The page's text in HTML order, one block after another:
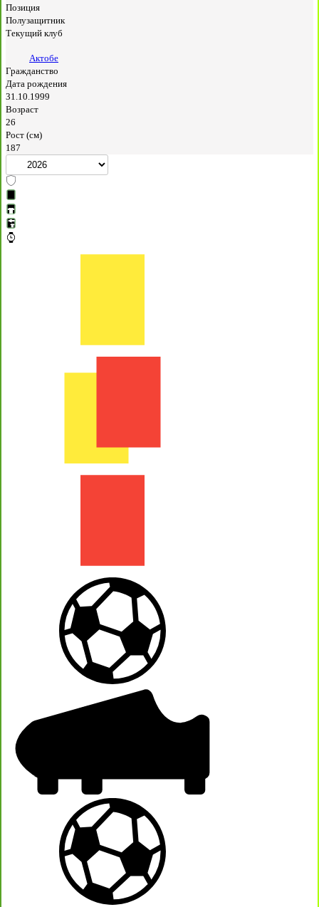
Позиция
Полузащитник
Текущий клуб
Актобе
Гражданство
Дата рождения
31.10.1999
Возраст
26
Рост (см)
187